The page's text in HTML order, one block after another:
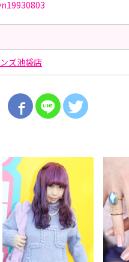
ズ池袋店